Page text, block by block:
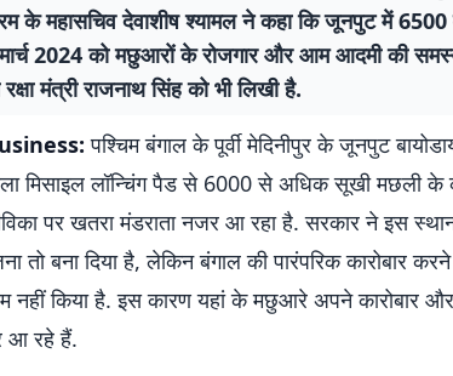
के महासचिव देवाशीष श्यामल ने कहा कि जूनपुट में
2024 को मछुआरों के रोजगार और आम आदमी की
मंत्री राजनाथ सिंह को भी लिखी है.
पश्चिम बंगाल के पूर्वी मेदिनीपुर के जूनपुट
मिसाइल लॉन्चिंग पैड से 6000 से अधिक सूखी मछली के
पर खतरा मंडराता नजर आ रहा है. सरकार ने इस स्थान
तो बना दिया है, लेकिन बंगाल की पारंपरिक कारोबार
नहीं किया है. इस कारण यहां के मछुआरे अपने कारोबार
आ रहे हैं.